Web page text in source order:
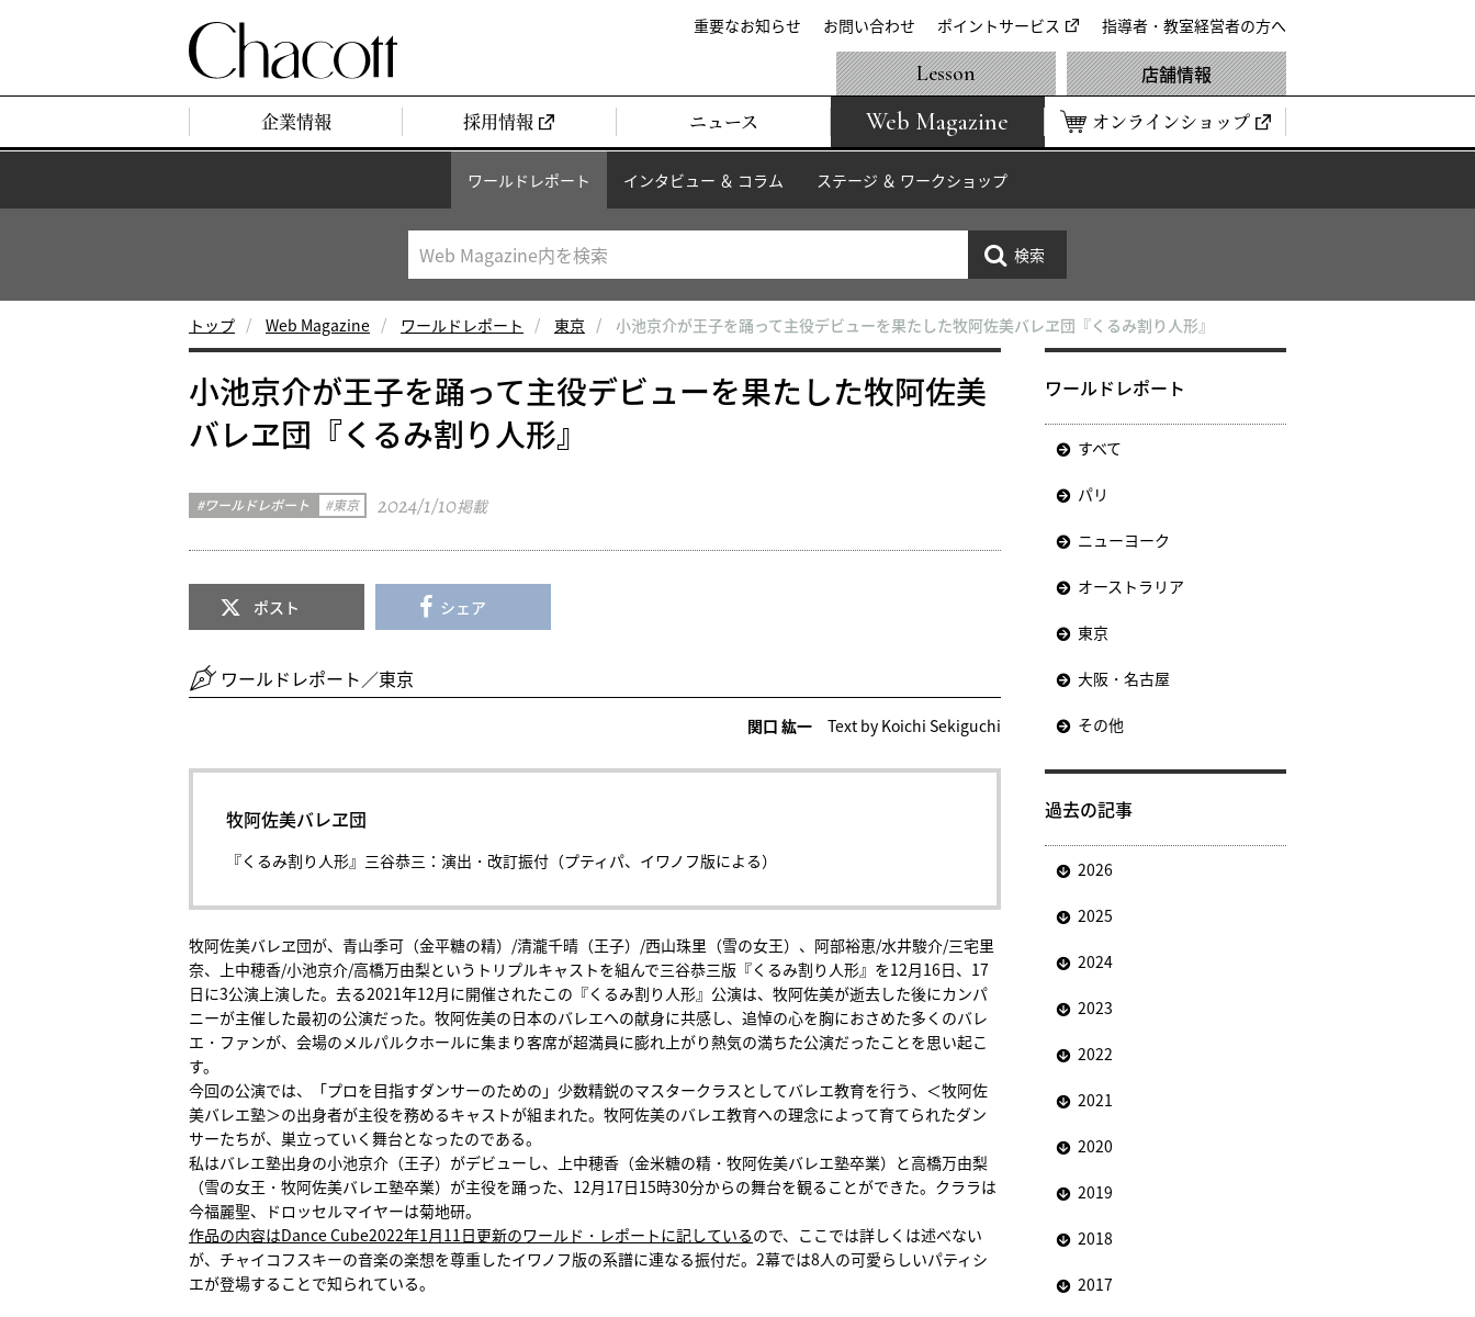
重要なお知らせ お問い合わせ ポイントサービス 指導者・教室経営者の方へ
企業情報 採用情報 ニュース Web Magazine オンラインショップ
Lesson 店舗情報
ワールドレポート インタビュー ＆ コラム ステージ ＆ ワークショップ
トップ Web Magazine ワールドレポート 東京 小池京介が王子を踊って主役デビューを果たした牧阿佐美バレヱ団『くるみ割り人形』
小池京介が王子を踊って主役デビューを果たした牧阿佐美
バレヱ団『くるみ割り人形』
ワールドレポート 東京 2024/1/10掲載
ポスト シェア
ワールドレポート／東京
関口 紘一 Text by Koichi Sekiguchi
牧阿佐美バレヱ団
『くるみ割り人形』三谷恭三：演出・改訂振付（プティパ、イワノフ版による）
牧阿佐美バレヱ団が、青山季可（金平糖の精）/清瀧千晴（王子）/西山珠里（雪の女王）、阿部裕恵/水井駿介/三宅里
奈、上中穂香/小池京介/高橋万由梨というトリプルキャストを組んで三谷恭三版『くるみ割り人形』を12月16日、17
日に3公演上演した。去る2021年12月に開催されたこの『くるみ割り人形』公演は、牧阿佐美が逝去した後にカンパ
ニーが主催した最初の公演だった。牧阿佐美の日本のバレエへの献身に共感し、追悼の心を胸におさめた多くのバレ
エ・ファンが、会場のメルパルクホールに集まり客席が超満員に膨れ上がり熱気の満ちた公演だったことを思い起こ
す。
今回の公演では、「プロを目指すダンサーのための」少数精鋭のマスタークラスとしてバレエ教育を行う、＜牧阿佐
美バレエ塾＞の出身者が主役を務めるキャストが組まれた。牧阿佐美のバレエ教育への理念によって育てられたダン
サーたちが、巣立っていく舞台となったのである。
私はバレエ塾出身の小池京介（王子）がデビューし、上中穂香（金米糖の精・牧阿佐美バレエ塾卒業）と高橋万由梨
（雪の女王・牧阿佐美バレエ塾卒業）が主役を踊った、12月17日15時30分からの舞台を観ることができた。クララは
今福麗聖、ドロッセルマイヤーは菊地研。
作品の内容はDance Cube2022年1月11日更新のワールド・レポートに記しているので、ここでは詳しくは述べない
が、チャイコフスキーの音楽の楽想を尊重したイワノフ版の系譜に連なる振付だ。2幕では8人の可愛らしいパティシ
エが登場することで知られている。
ワールドレポート
すべて
パリ
ニューヨーク
オーストラリア
東京
大阪・名古屋
その他
過去の記事
2026
2025
2024
2023
2022
2021
2020
2019
2018
2017